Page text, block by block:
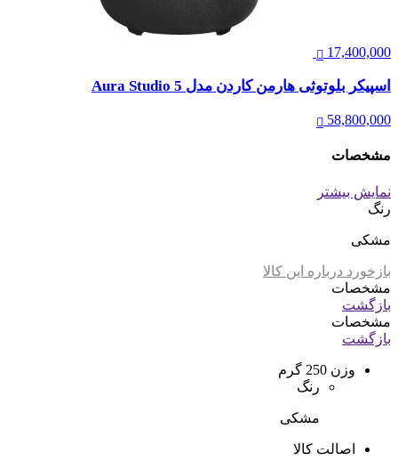
17,400,000
اسپیکر بلوتوثی هارمن کاردن مدل Aura Studio 5
58,800,000
مشخصات
نمایش بیشتر
رنگ
مشکی
بازخورد درباره این کالا
مشخصات
بازگشت
مشخصات
بازگشت
وزن 250 گرم
رنگ
مشکی
اصالت کالا